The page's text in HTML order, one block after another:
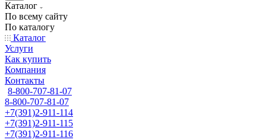
Каталог
По всему сайту
По каталогу
Каталог
Услуги
Как купить
Компания
Контакты
8-800-707-81-07
8-800-707-81-07
+7(391)2-911-114
+7(391)2-911-115
+7(391)2-911-116